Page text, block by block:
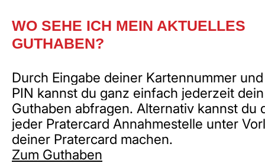
WO SEHE ICH MEIN AKTUELLES
GUTHABEN?
Durch Eingabe deiner Kartennummer
PIN kannst du ganz einfach jederzeit dein
Guthaben abfragen. Alternativ kannst du
jeder Pratercard Annahmestelle unter
deiner Pratercard machen.
Zum Guthaben